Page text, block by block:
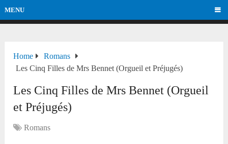
MENU
Home
Romans
Les Cinq Filles de Mrs Bennet (Orgueil et Préjugés)
Les Cinq Filles de Mrs Bennet (Orgueil
et Préjugés)
Romans